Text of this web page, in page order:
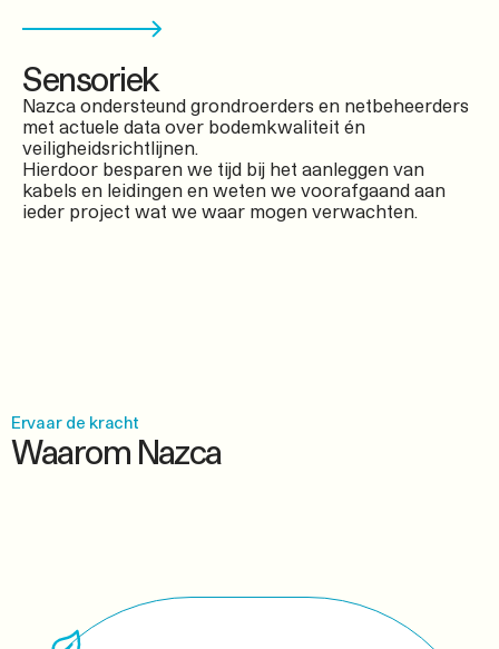
Sensoriek
Nazca ondersteund grondroerders en netbeheerders
met actuele data over bodemkwaliteit én
veiligheidsrichtlijnen.
Hierdoor besparen we tijd bij het aanleggen van
kabels en leidingen en weten we voorafgaand aan
ieder project wat we waar mogen verwachten.
Ervaar de kracht
Waarom Nazca